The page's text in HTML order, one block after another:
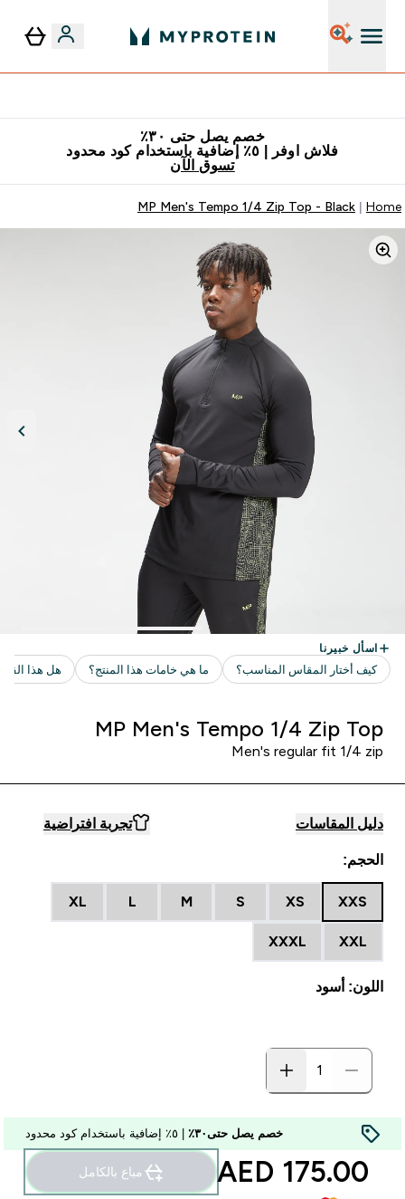
خصم يصل حتى ٣٠٪
فلاش اوفر | ٥٪ إضافية باستخدام كود محدود
تسوق الآن
Home
MP Men's Tempo 1/4 Zip Top - Black
MP Men's Tempo 1/4 Zip Top
Men's regular fit 1/4 zip
دليل المقاسات تجربة افتراضية
الحجم:
XXS
XS
S
M
L
XL
XXL
XXXL
اللون: أسود
خصم يصل حتى٣٠٪
175.00 AED‎ مباع بالكامل